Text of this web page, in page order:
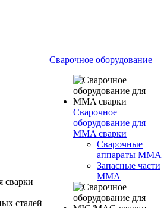
Сварочное оборудование
Сварочное
оборудование для
MMA сварки
Сварочные
аппараты MMA
Запасные части
MMA